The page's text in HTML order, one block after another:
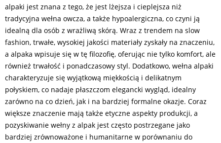
alpaki jest znana z tego, że jest lżejsza i cieplejsza niż
tradycyjna wełna owcza, a także hypoalergiczna, co czyni ją
idealną dla osób z wrażliwą skórą. Wraz z trendem na slow
fashion, trwałe, wysokiej jakości materiały zyskały na znaczeniu,
a alpaka wpisuje się w tę filozofię, oferując nie tylko komfort, ale
również trwałość i ponadczasowy styl. Dodatkowo, wełna alpaki
charakteryzuje się wyjątkową miękkością i delikatnym
połyskiem, co nadaje płaszczom elegancki wygląd, idealny
zarówno na co dzień, jak i na bardziej formalne okazje. Coraz
większe znaczenie mają także etyczne aspekty produkcji, a
pozyskiwanie wełny z alpak jest często postrzegane jako
bardziej zrównoważone i humanitarne w porównaniu do